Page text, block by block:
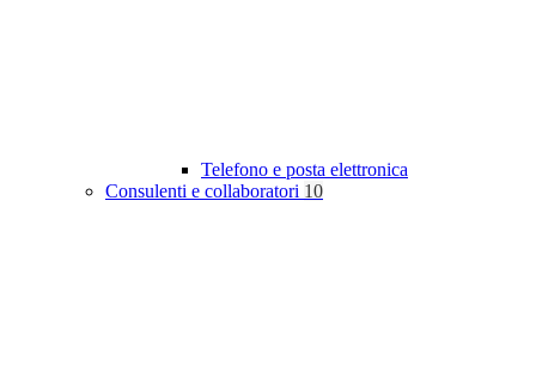
Telefono e posta elettronica
Consulenti e collaboratori 10